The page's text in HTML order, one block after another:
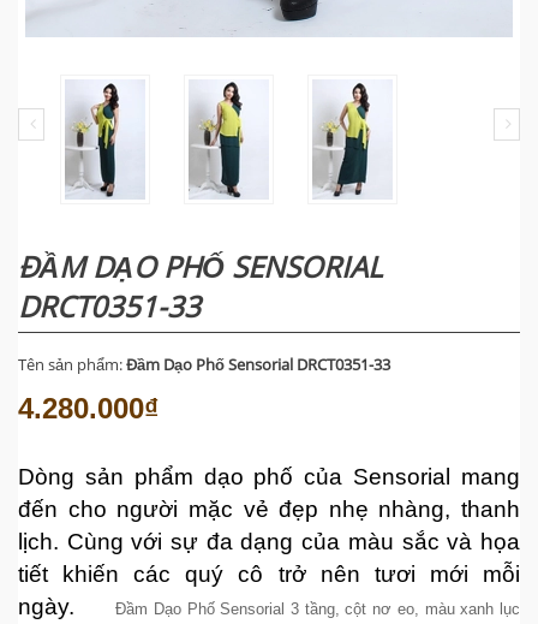
ĐẦM DẠO PHỐ SENSORIAL
DRCT0351-33
Tên sản phẩm:Đầm Dạo Phố Sensorial DRCT0351-33
4.280.000₫
Dòng sản phẩm dạo phố của Sensorial mang
đến cho người mặc vẻ đẹp nhẹ nhàng, thanh
lịch. Cùng với sự đa dạng của màu sắc và họa
tiết khiến các quý cô trở nên tươi mới mỗi
ngày.Đầm Dạo Phố Sensorial 3 tầng, cột nơ eo, màu xanh lục